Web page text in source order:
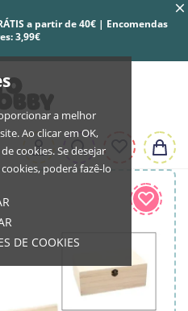
a melhor
Ao clicar em OK,
cookies. Se desejar
poderá fazê-lo
DE COOKIES
a partir de 40€ | Encomendas
3,99€